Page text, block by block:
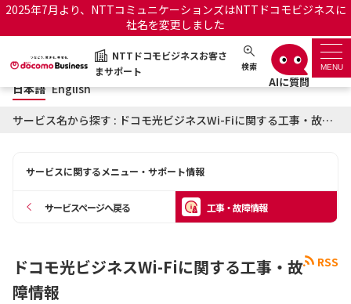
2025年7月より、NTTコミュニケーションズはNTTドコモビジネスに
社名を変更しました
NTTドコモビジネスお客さ
まサポート
検索 MENU
NTTドコモビジネスお客さまサポート 日本語 English
サポートトップ
OCNのお客さまはこちら
工事・故障情報通知サー
日本語 English
サービス名から探す : ドコモ光ビジネスWi-Fiに関する工事・故障情報
サービスに関するメニュー・サポート情報
サービスページへ戻る 工事・故障情報
RSS
ドコモ光ビジネスWi-Fiに関する工事・故
障情報